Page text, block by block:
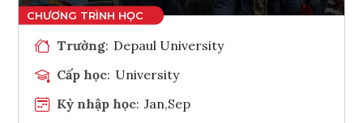
Trường: Depaul University
Cấp học: University
Kỳ nhập học: Jan,Sep